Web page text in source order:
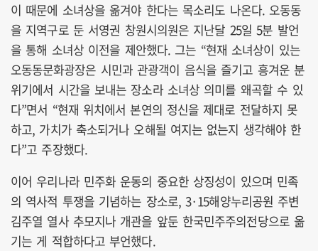
이 때문에 소녀상을 옮겨야 한다는 목소리도 나온다. 오동동
을 지역구로 둔 서영권 창원시의원은 지난달 25일 5분 발언
을 통해 소녀상 이전을 제안했다. 그는 “현재 소녀상이 있는
오동동문화광장은 시민과 관광객이 음식을 즐기고 흥겨운 분
위기에서 시간을 보내는 장소라 소녀상 의미를 왜곡할 수 있
다”면서 “현재 위치에서 본연의 정신을 제대로 전달하지 못
하고, 가치가 축소되거나 오해될 여지는 없는지 생각해야 한
다”고 주장했다.
이어 우리나라 민주화 운동의 중요한 상징성이 있으며 민족
의 역사적 투쟁을 기념하는 장소로, 3·15해양누리공원 주변
김주열 열사 추모지나 개관을 앞둔 한국민주주의전당으로 옮
기는 게 적합하다고 부언했다.